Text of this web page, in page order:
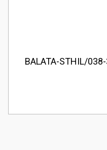
BALATA-STHIL/